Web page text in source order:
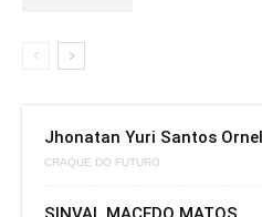
Jhonatan Yuri Santos
CRAQUE DO FUTURO